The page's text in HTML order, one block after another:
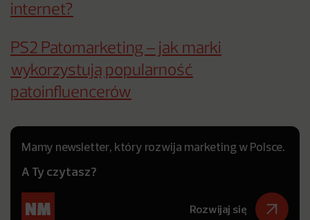
internet?
PS2 Patomarketing – jak marki
wykorzystują popularność
patoinfluencerów
Mamy newsletter, który rozwija marketing w Polsce.
A Ty czytasz?
Rozwijaj się